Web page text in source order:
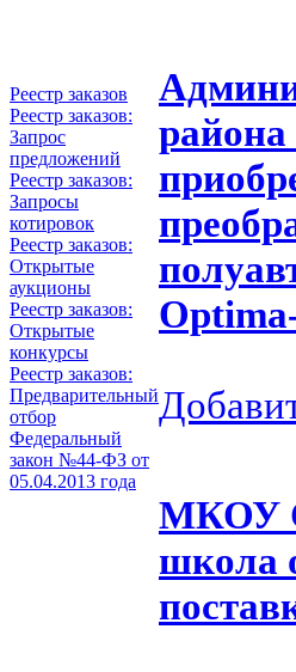
Реестр заказов
Реестр заказов:
Запрос
предложений
Реестр заказов:
Запросы
котировок
Реестр заказов:
Открытые
аукционы
Реестр заказов:
Открытые
конкурсы
Реестр заказов:
Предварительный
отбор
Федеральный
закон №44-ФЗ от
05.04.2013 года
района
МКОУ
школа